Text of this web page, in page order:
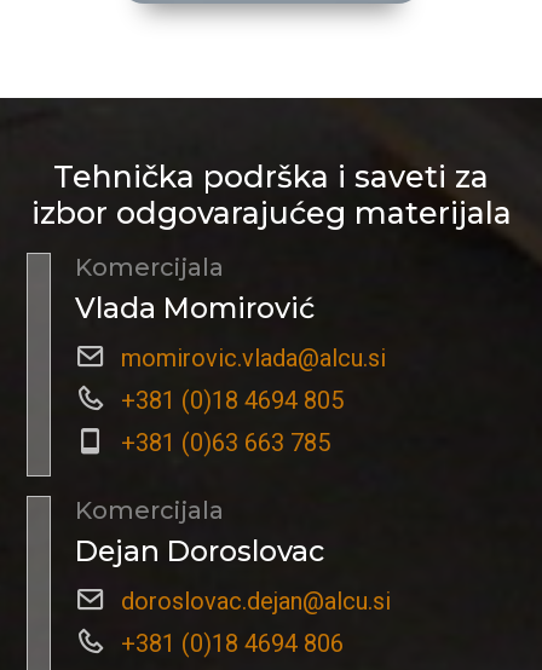
Tehnička podrška i saveti za
izbor odgovarajućeg materijala
Komercijala
Vlada Momirović
momirovic.vlada@alcu.si
+381 (0)18 4694 805
+381 (0)63 663 785
Komercijala
Dejan Doroslovac
doroslovac.dejan@alcu.si
+381 (0)18 4694 806